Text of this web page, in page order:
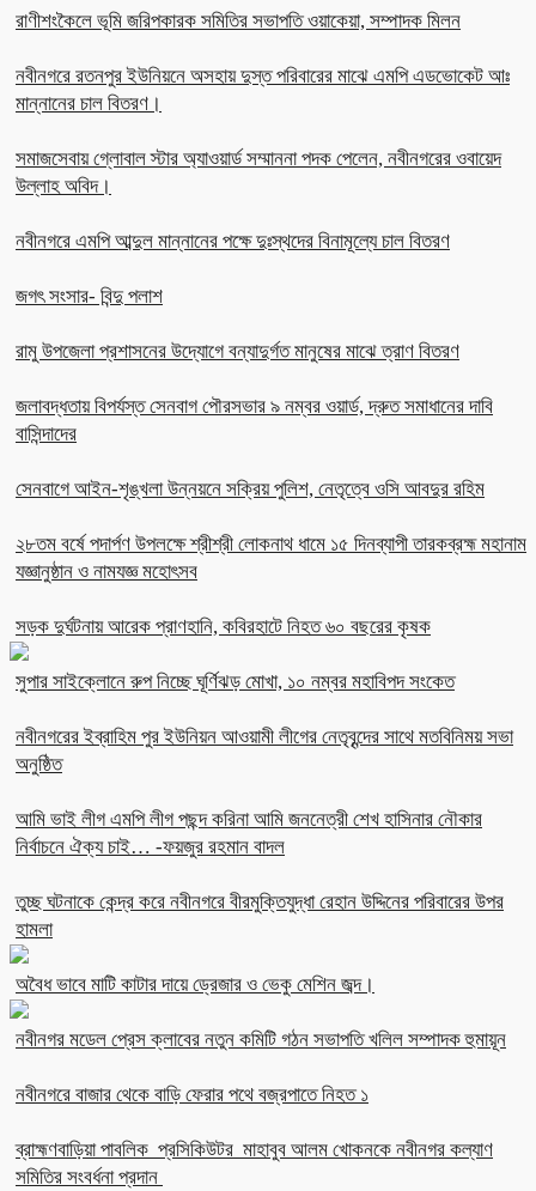
রাণীশংকৈলে ভূমি জরিপকারক সমিতির সভাপতি ওয়াকেয়া, সম্পাদক মিলন
নবীনগরে রতনপুর ইউনিয়নে অসহায় দুস্ত পরিবারের মাঝে এমপি এডভোকেট আঃ
মান্নানের চাল বিতরণ।
সমাজসেবায় গ্লোবাল স্টার অ্যাওয়ার্ড সম্মাননা পদক পেলেন, নবীনগরের ওবায়েদ
উল্লাহ অবিদ।
নবীনগরে এমপি আব্দুল মান্নানের পক্ষে দুঃস্থদের বিনামূল্যে চাল বিতরণ
জগৎ সংসার- বিন্দু পলাশ
রামু উপজেলা প্রশাসনের উদ্যোগে বন্যাদুর্গত মানুষের মাঝে ত্রাণ বিতরণ
জলাবদ্ধতায় বিপর্যস্ত সেনবাগ পৌরসভার ৯ নম্বর ওয়ার্ড, দ্রুত সমাধানের দাবি
বাসিন্দাদের
সেনবাগে আইন-শৃঙ্খলা উন্নয়নে সক্রিয় পুলিশ, নেতৃত্বে ওসি আবদুর রহিম
২৮তম বর্ষে পদার্পণ উপলক্ষে শ্রীশ্রী লোকনাথ ধামে ১৫ দিনব্যাপী তারকব্রহ্ম মহানাম
যজ্ঞানুষ্ঠান ও নামযজ্ঞ মহোৎসব
সড়ক দুর্ঘটনায় আরেক প্রাণহানি, কবিরহাটে নিহত ৬০ বছরের কৃষক
সুপার সাইক্লোনে রুপ নিচ্ছে ঘূর্ণিঝড় মোখা, ১০ নম্বর মহাবিপদ সংকেত
নবীনগরের ইব্রাহিম পুর ইউনিয়ন আওয়ামী লীগের নেতৃবৃন্দের সাথে মতবিনিময় সভা
অনুষ্ঠিত
আমি ভাই লীগ এমপি লীগ পছন্দ করিনা আমি জননেত্রী শেখ হাসিনার নৌকার
নির্বাচনে ঐক্য চাই… -ফয়জুর রহমান বাদল
তুচ্ছ ঘটনাকে কেন্দ্র করে নবীনগরে বীরমুক্তিযুদ্ধা রেহান উদ্দিনের পরিবারের উপর
হামলা
অবৈধ ভাবে মাটি কাটার দায়ে ড্রেজার ও ভেকু মেশিন জব্দ।
নবীনগর মডেল প্রেস ক্লাবের নতুন কমিটি গঠন সভাপতি খলিল সম্পাদক হুমায়ূন
নবীনগরে বাজার থেকে বাড়ি ফেরার পথে বজ্রপাতে নিহত ১
ব্রাহ্মণবাড়িয়া পাবলিক প্রসিকিউটর মাহাবুব আলম খোকনকে নবীনগর কল্যাণ
সমিতির সংবর্ধনা প্রদান